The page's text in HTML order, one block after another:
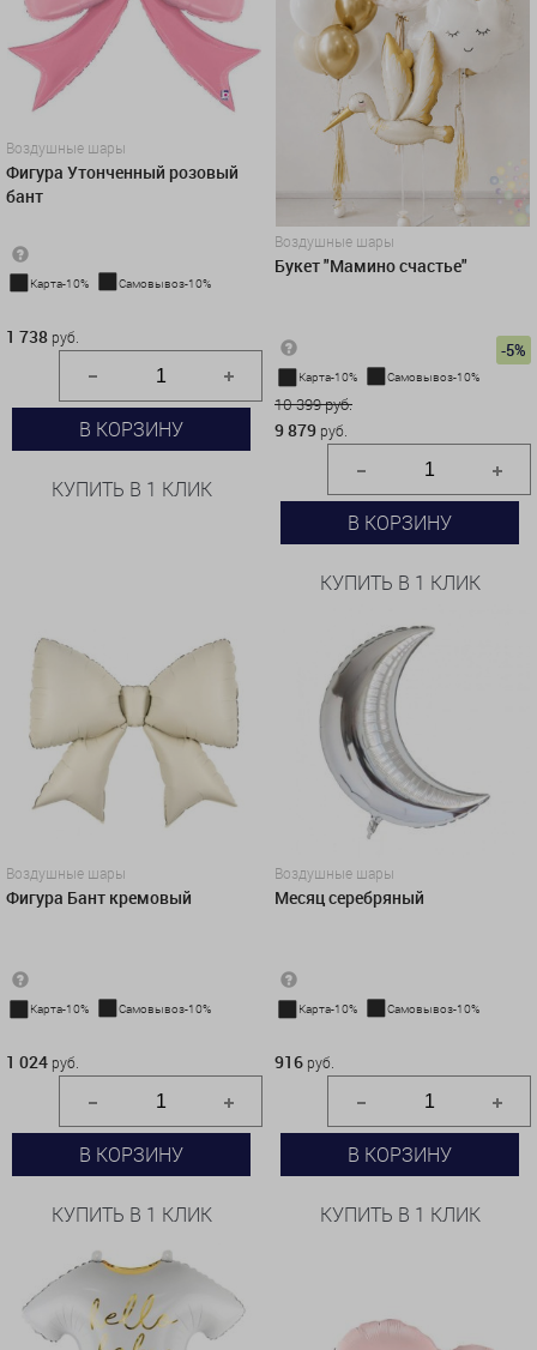
Воздушные шары
Фигура Утонченный розовый
бант
Карта-10% Самовывоз-10%
1 738 руб.
В КОРЗИНУ
КУПИТЬ В 1 КЛИК
Воздушные шары
Букет "Мамино счастье"
-5%
Карта-10% Самовывоз-10%
10 399 руб.
9 879 руб.
В КОРЗИНУ
КУПИТЬ В 1 КЛИК
Воздушные шары
Фигура Бант кремовый
Карта-10% Самовывоз-10%
1 024 руб.
В КОРЗИНУ
КУПИТЬ В 1 КЛИК
Воздушные шары
Месяц серебряный
Карта-10% Самовывоз-10%
916 руб.
В КОРЗИНУ
КУПИТЬ В 1 КЛИК